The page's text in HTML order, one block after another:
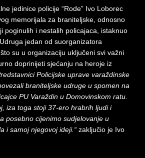
jedinice policije “Rode” Ivo Loborec
memorijala za braniteljske, odnosno
poginulih i nestalih policajaca, istaknuo
jedan od suorganizatora
su u organizaciju uključeni svi važni
doprinijeti sjećanju na heroje iz
Policijske uprave varaždinske
braniteljske udruge u spomen na
PU Varaždin u Domovinskom ratu.
iza toga stoji 37-ero hrabrih ljudi i
posebno cijenimo sudjelovanje u
i samoj njegovoj ideji.“zaključio je Ivo